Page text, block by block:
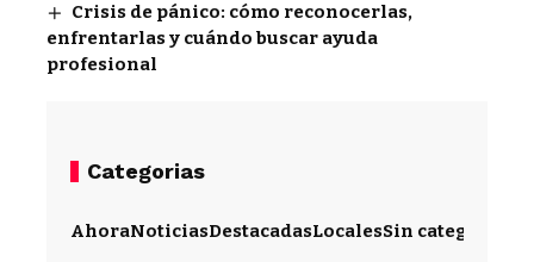
Crisis de pánico: cómo reconocerlas,
enfrentarlas y cuándo buscar ayuda
profesional
Categorias
AhoraNoticiasDestacadasLocalesSin categoría